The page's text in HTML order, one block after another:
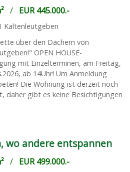
/ EUR 445.000.-
Kaltenleutgeben
über den Dächern von
OPEN HOUSE-
mit Einzelterminen, am Freitag,
ab 14Uhr! Um Anmeldung
Die Wohnung ist derzeit noch
daher gibt es keine Besichtigungen
wo andere entspannen
/ EUR 499.000.-